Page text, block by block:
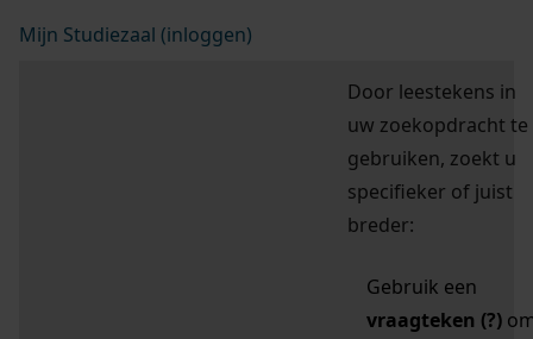
Mijn Studiezaal (inloggen)
Door leestekens in
uw zoekopdracht te
gebruiken, zoekt u
specifieker of juist
breder:
Gebruik een
vraagteken (?)